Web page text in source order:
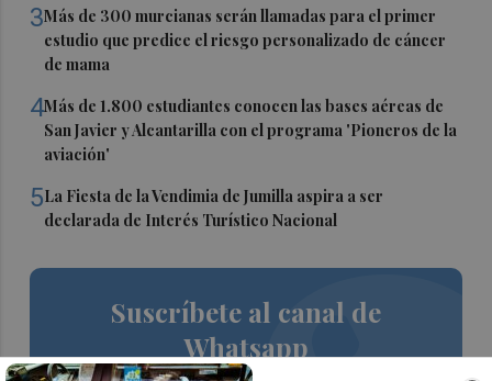
3Más de 300 murcianas serán llamadas para el primer
estudio que predice el riesgo personalizado de cáncer
de mama
4Más de 1.800 estudiantes conocen las bases aéreas de
San Javier y Alcantarilla con el programa 'Pioneros de la
aviación'
5La Fiesta de la Vendimia de Jumilla aspira a ser
declarada de Interés Turístico Nacional
Suscríbete al canal de
Whatsapp